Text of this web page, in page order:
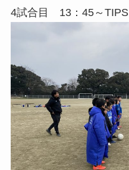
4試合目 13：45～TIPS